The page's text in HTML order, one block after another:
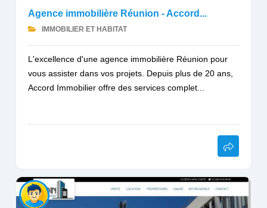
Agence immobilière Réunion - Accord...
IMMOBILIER ET HABITAT
L'excellence d'une agence immobilière Réunion pour
vous assister dans vos projets. Depuis plus de 20 ans,
Accord Immobilier offre des services complet...